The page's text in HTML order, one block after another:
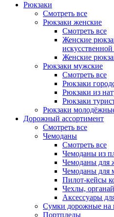
Рюкзаки
Смотреть все
Рюкзаки женские
Смотреть все
Женские
Женские
Рюкзаки мужские
Смотреть все
Рюкзаки
Рюкзаки из
Рюкзаки
Рюкзаки
Дорожный ассортимент
Смотреть все
Чемоданы
Смотреть все
Чемоданы из
Чемоданы для
Чемоданы для
Пилот-кейсы
Чехлы,
Аксессуары
Сумки дорожные на
Портпледы